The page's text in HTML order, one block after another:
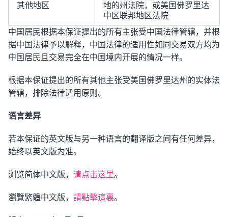
其他地区
地的州法院，或美国佛罗里达
中区联邦地区法院
中国居民根据本保证提出的所有主张受中国法律管辖，并根
据中国法律予以解释，中国法律的适用性如同交易双方均为
中国居民且交易完全在中国境内开展的情况一样。
根据本保证提出的所有其他主张受美国佛罗里达州的实体法
管辖，排除法律适用原则。
语言差异
若本保证的英文版与另一种语言的翻译版之间有任何差异，
始终以英文版为准。
浏览简体中文版， 请点击这里。
瀏覽繁體中文版， 請點擊這裏。